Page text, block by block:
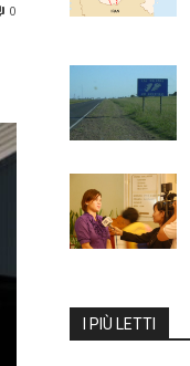
0
I PIÙ LETTI